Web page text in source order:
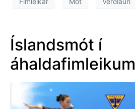
Íslandsmót í
áhaldafimleikum